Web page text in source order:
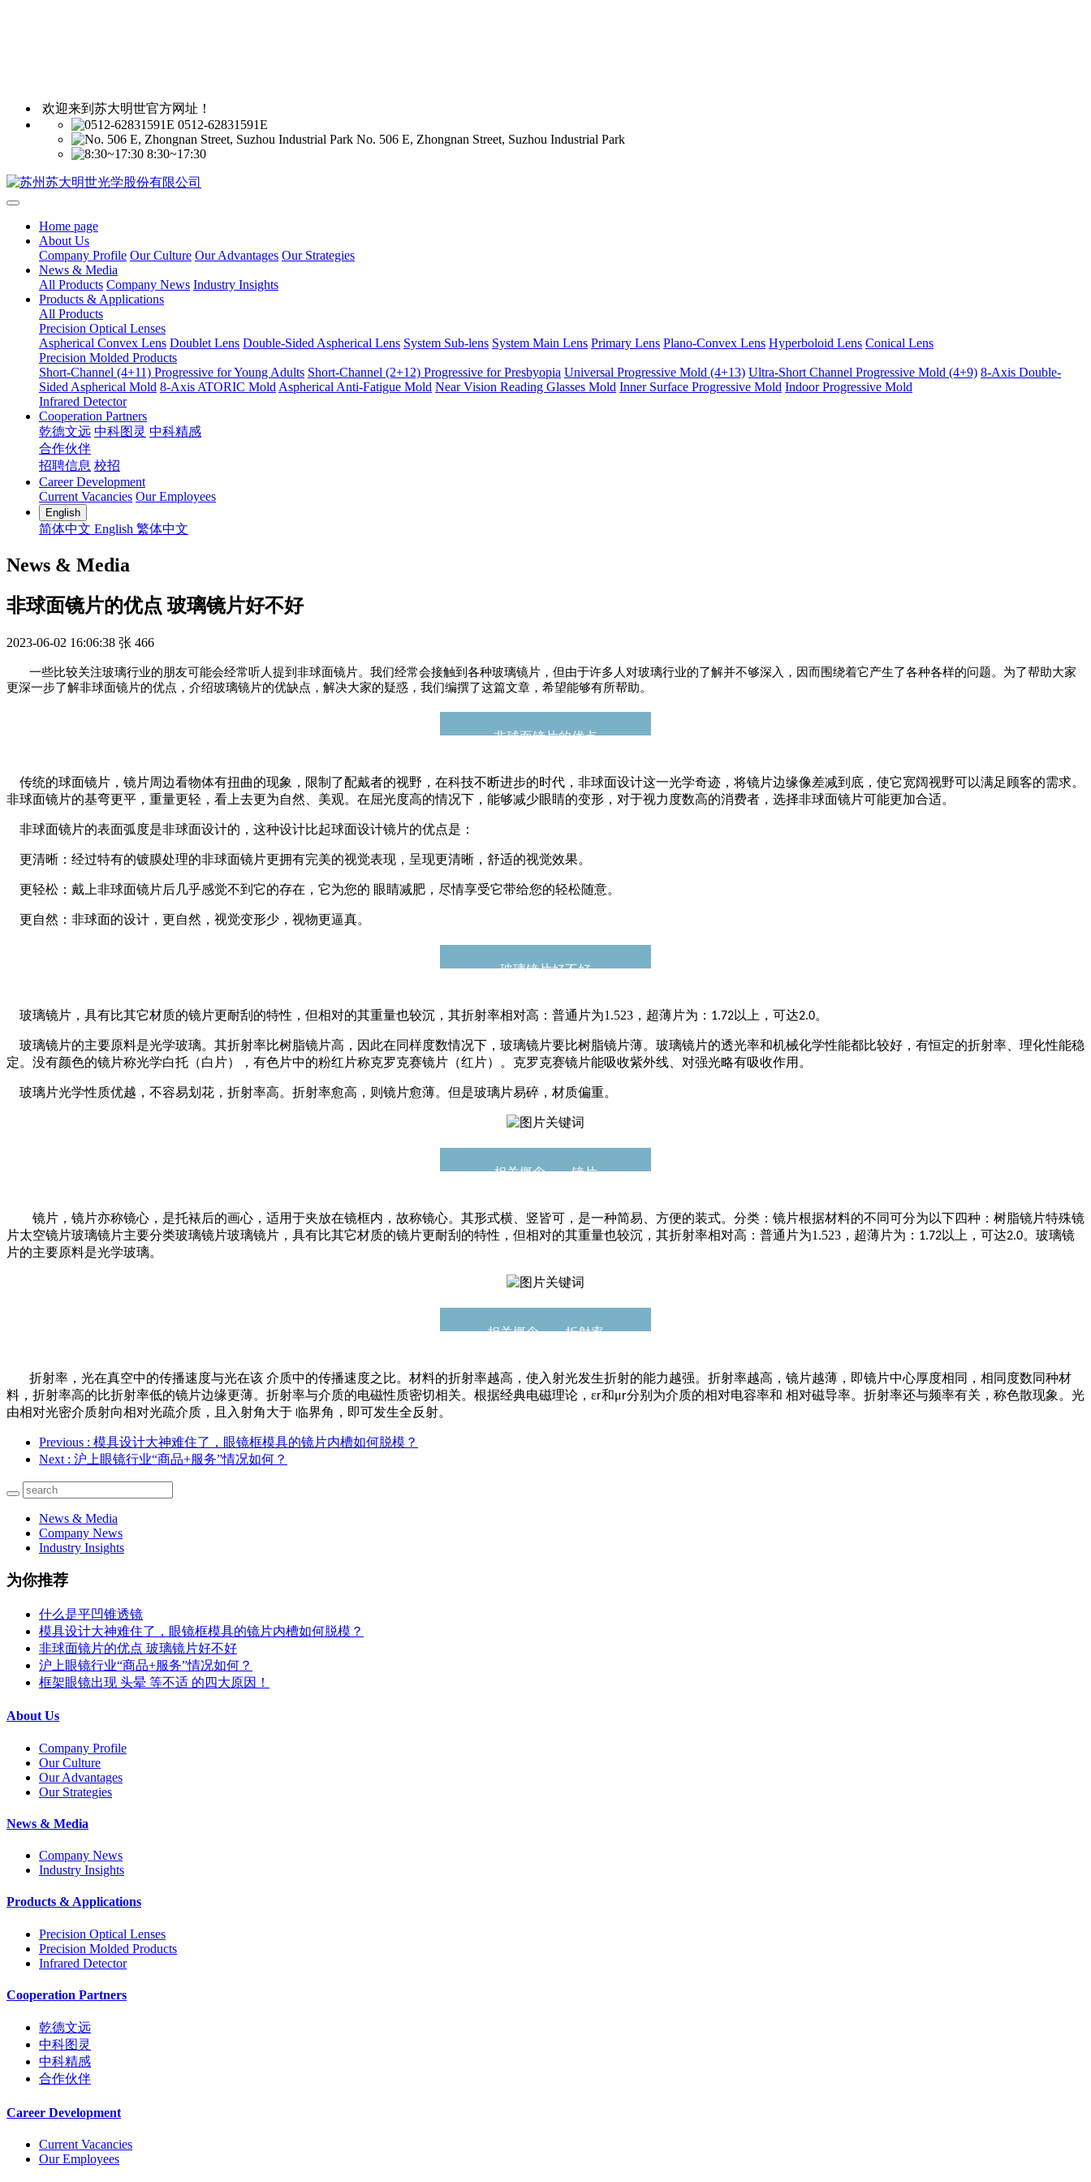
欢迎来到苏大明世官方网址！
0512-62831591E
No. 506 E, Zhongnan Street, Suzhou Industrial Park
8:30~17:30
Home page
About Us
Company Profile Our Culture Our Advantages Our Strategies
News & Media
All Products Company News Industry Insights
Products & Applications
All Products
Precision Optical Lenses
Aspherical Convex Lens Doublet Lens Double-Sided Aspherical Lens System Sub-lens System Main Lens Primary Lens Plano-Convex Lens Hyperboloid Lens Conical Lens
Precision Molded Products
Short-Channel (4+11) Progressive for Young Adults Short-Channel (2+12) Progressive for Presbyopia Universal Progressive Mold (4+13) Ultra-Short Channel Progressive Mold (4+9) 8-Axis Double-
Sided Aspherical Mold 8-Axis ATORIC Mold Aspherical Anti-Fatigue Mold Near Vision Reading Glasses Mold Inner Surface Progressive Mold Indoor Progressive Mold
Infrared Detector
Cooperation Partners
乾德文远 中科图灵 中科精感
合作伙伴
招聘信息 校招
Career Development
Current Vacancies Our Employees
English
简体中文 English 繁体中文
News & Media
非球面镜片的优点 玻璃镜片好不好
2023-06-02 16:06:38 张 466
一些比较关注玻璃行业的朋友可能会经常听人提到非球面镜片。我们经常会接触到各种玻璃镜片，但由于许多人对玻璃行业的了解并不够深入，因而围绕着它产生了各种各样的问题。为了帮助大家
更深一步了解非球面镜片的优点，介绍玻璃镜片的优缺点，解决大家的疑惑，我们编撰了这篇文章，希望能够有所帮助。
非球面镜片的优点
传统的球面镜片，镜片周边看物体有扭曲的现象，限制了配戴者的视野，在科技不断进步的时代，非球面设计这一光学奇迹，将镜片边缘像差减到底，使它宽阔视野可以满足顾客的需求。
非球面镜片的基弯更平，重量更轻，看上去更为自然、美观。在屈光度高的情况下，能够减少眼睛的变形，对于视力度数高的消费者，选择非球面镜片可能更加合适。
非球面镜片的表面弧度是非球面设计的，这种设计比起球面设计镜片的优点是：
更清晰：经过特有的镀膜处理的非球面镜片更拥有完美的视觉表现，呈现更清晰，舒适的视觉效果。
更轻松：戴上非球面镜片后几乎感觉不到它的存在，它为您的 眼睛减肥，尽情享受它带给您的轻松随意。
更自然：非球面的设计，更自然，视觉变形少，视物更逼真。
玻璃镜片好不好
玻璃镜片，具有比其它材质的镜片更耐刮的特性，但相对的其重量也较沉，其折射率相对高：普通片为1.523 ，超薄片为： 1.72以上，可达2.0。
玻璃镜片的主要原料是光学玻璃。其折射率比树脂镜片高，因此在同样度数情况下，玻璃镜片要比树脂镜片薄。玻璃镜片的透光率和机械化学性能都比较好，有恒定的折射率、理化性能稳
定。没有颜色的镜片称光学白托（白片），有色片中的粉红片称克罗克赛镜片（红片）。克罗克赛镜片能吸收紫外线、对强光略有吸收作用。
玻璃片光学性质优越，不容易划花，折射率高。折射率愈高，则镜片愈薄。但是玻璃片易碎，材质偏重。
相关概念——镜片
镜片，镜片亦称镜心，是托裱后的画心，适用于夹放在镜框内，故称镜心。其形式横、竖皆可，是一种简易、方便的装式。分类：镜片根据材料的不同可分为以下四种：树脂镜片特殊镜
片太空镜片玻璃镜片主要分类玻璃镜片玻璃镜片，具有比其它材质的镜片更耐刮的特性，但相对的其重量也较沉，其折射率相对高：普通片为1.523 ，超薄片为： 1.72以上，可达2.0。玻璃镜
片的主要原料是光学玻璃。
相关概念——折射率
折射率，光在真空中的传播速度与光在该 介质中的传播速度之比。材料的折射率越高，使入射光发生折射的能力越强。折射率越高，镜片越薄，即镜片中心厚度相同，相同度数同种材
料，折射率高的比折射率低的镜片边缘更薄。折射率与介质的电磁性质密切相关。根据经典电磁理论， εr和μr分别为介质的相对电容率和 相对磁导率。折射率还与频率有关，称色散现象。光
由相对光密介质射向相对光疏介质，且入射角大于 临界角，即可发生全反射。
Previous : 模具设计大神难住了，眼镜框模具的镜片内槽如何脱模？
Next : 沪上眼镜行业“商品+服务”情况如何？
News & Media
Company News
Industry Insights
为你推荐
什么是平凹锥透镜
模具设计大神难住了，眼镜框模具的镜片内槽如何脱模？
非球面镜片的优点 玻璃镜片好不好
沪上眼镜行业“商品+服务”情况如何？
框架眼镜出现 头晕 等不适 的四大原因！
About Us
Company Profile
Our Culture
Our Advantages
Our Strategies
News & Media
Company News
Industry Insights
Products & Applications
Precision Optical Lenses
Precision Molded Products
Infrared Detector
Cooperation Partners
乾德文远
中科图灵
中科精感
合作伙伴
Career Development
Current Vacancies
Our Employees